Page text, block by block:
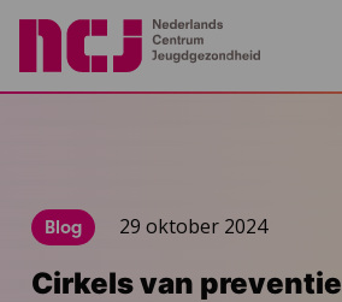
Blog 29 oktober 2024
Cirkels van preventie